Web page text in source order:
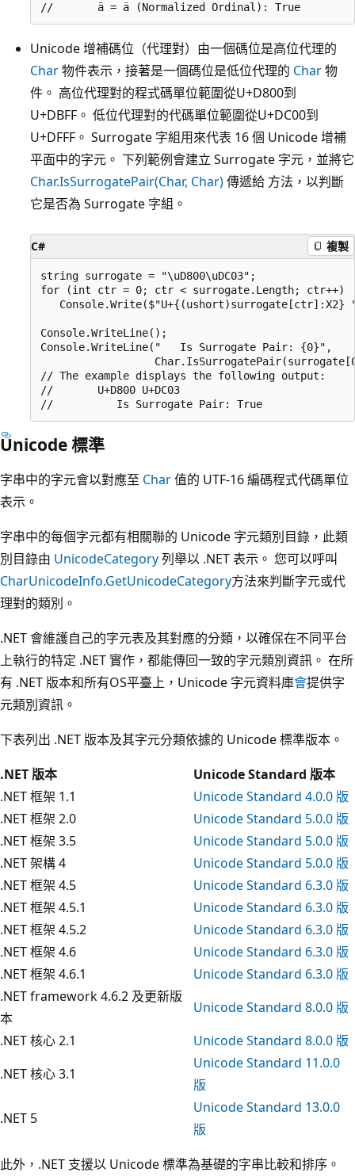
Unicode 增補碼位（代理對）由一個碼位是高位代理的
Char物件表示，接著是一個碼位是低位代理的 Char物
件。 高位代理對的程式碼單位範圍從U+D800到
U+DBFF。 低位代理對的代碼單位範圍從U+DC00到
U+DFFF。 Surrogate 字組用來代表 16 個 Unicode 增補
平面中的字元。 下列範例會建立 Surrogate 字元，並將它
Char.IsSurrogatePair(Char, Char)傳遞給 方法，以判斷
它是否為 Surrogate 字組。
C# 複製
string surrogate = "\uD800\uDC03";
for (int ctr = 0; ctr < surrogate.Length; ctr++)
Console.Write($"U+{(ushort)surrogate[ctr]:X2}
Console.WriteLine();
Console.WriteLine("   Is Surrogate Pair: {0}",
// The example displays the following output:
//       U+D800 U+DC03
Unicode 標準
字串中的字元會以對應至 Char值的 UTF-16 編碼程式代碼單位
表示。
字串中的每個字元都有相關聯的 Unicode 字元類別目錄，此類
別目錄由 UnicodeCategory列舉以 .NET 表示。 您可以呼叫
CharUnicodeInfo.GetUnicodeCategory方法來判斷字元或代
理對的類別。
.NET 會維護自己的字元表及其對應的分類，以確保在不同平台
上執行的特定 .NET 實作，都能傳回一致的字元類別資訊。 在所
有 .NET 版本和所有OS平臺上，Unicode 字元資料庫會提供字
元類別資訊。
下表列出 .NET 版本及其字元分類依據的 Unicode 標準版本。
.NET 版本
Unicode Standard 版本
.NET 框架 1.1
Unicode Standard 4.0.0 版
.NET 框架 2.0
Unicode Standard 5.0.0 版
.NET 框架 3.5
Unicode Standard 5.0.0 版
.NET 架構 4
Unicode Standard 5.0.0 版
.NET 框架 4.5
Unicode Standard 6.3.0 版
.NET 框架 4.5.1
Unicode Standard 6.3.0 版
.NET 框架 4.5.2
Unicode Standard 6.3.0 版
.NET 框架 4.6
Unicode Standard 6.3.0 版
.NET 框架 4.6.1
Unicode Standard 6.3.0 版
.NET framework 4.6.2 及更新版
本
Unicode Standard 8.0.0 版
.NET 核心 2.1
Unicode Standard 8.0.0 版
.NET 核心 3.1
Unicode Standard 11.0.0
版
.NET 5
Unicode Standard 13.0.0
版
此外，.NET 支援以 Unicode 標準為基礎的字串比較和排序。